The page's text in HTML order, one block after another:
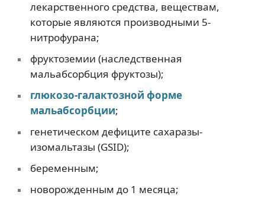
лекарственного средства, веществам,
которые являются производными 5-
нитрофурана;
фруктоземии (наследственная
мальабсорбция фруктозы);
глюкозо-галактозной форме
мальабсорбции;
генетическом дефиците сахаразы-
изомальтазы (GSID);
беременным;
новорожденным до 1 месяца;